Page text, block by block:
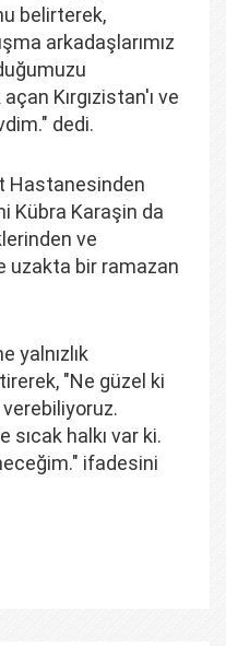
belirterek,
arkadaşlarımız
Kırgızistan'ı ve
dedi.
Hastanesinden
Kübra Karaşin da
ve
uzakta bir ramazan
yalnızlık
"Ne güzel ki
verebiliyoruz.
sıcak halkı var ki.
ifadesini